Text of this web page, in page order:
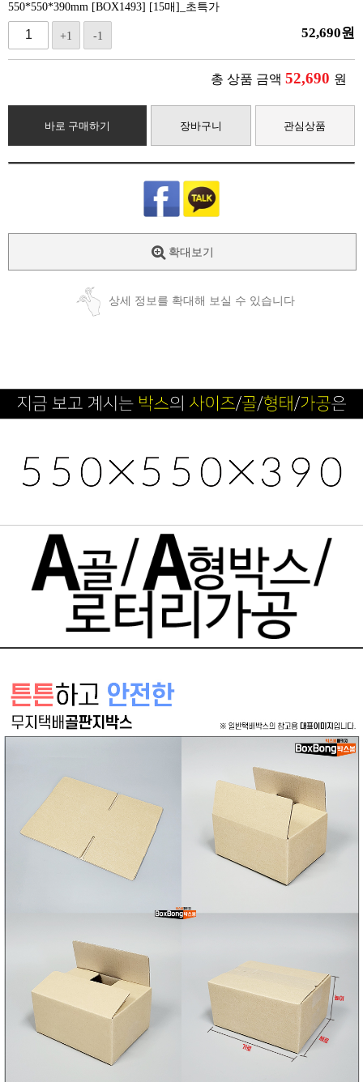
550*550*390mm [BOX1493] [15매]_초특가
+1 -1 52,690원
총 상품 금액 52,690 원
바로 구매하기 장바구니 관심상품
확대보기
상세 정보를 확대해 보실 수 있습니다